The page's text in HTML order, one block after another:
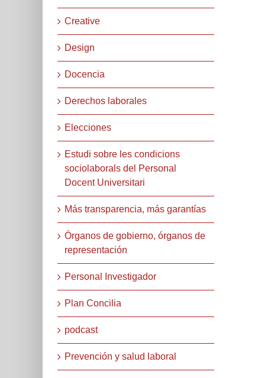
Creative
Design
Docencia
Derechos laborales
Elecciones
Estudi sobre les condicions
sociolaborals del Personal
Docent Universitari
Más transparencia, más garantías
Órganos de gobierno, órganos de
representación
Personal Investigador
Plan Concilia
podcast
Prevención y salud laboral